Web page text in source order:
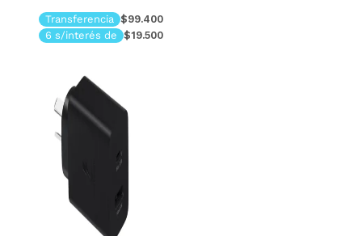
Transferencia $99.400
6 s/interés de $19.500